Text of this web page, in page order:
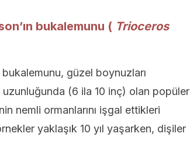
bukalemunu ( Trioceros
güzel boynuzları
uzunluğunda (6 ila 10 inç) olan popüler
nemli ormanlarını işgal ettikleri
yaklaşık 10 yıl yaşarken, dişiler